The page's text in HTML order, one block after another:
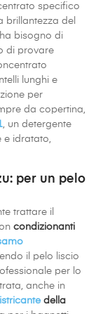
specifico
brillantezza del
ha bisogno di
di provare
lunghi e
per
da copertina,
, un detergente
idratato,
per un pelo
trattare il
condizionanti
il pelo liscio
per lo
anche in
della